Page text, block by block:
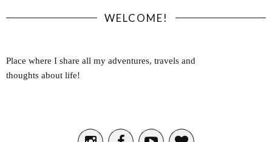
WELCOME!
Place where I share all my adventures, travels and
thoughts about life!